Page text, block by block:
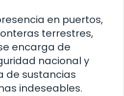
en puertos,
terrestres,
encarga de
nacional y
de sustancias
indeseables.